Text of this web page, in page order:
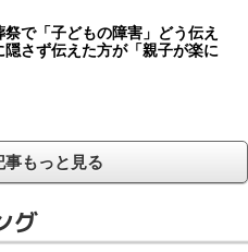
祭で「子どもの障害」どう伝え
さず伝えた方が「親子が楽に
事もっと見る
グ